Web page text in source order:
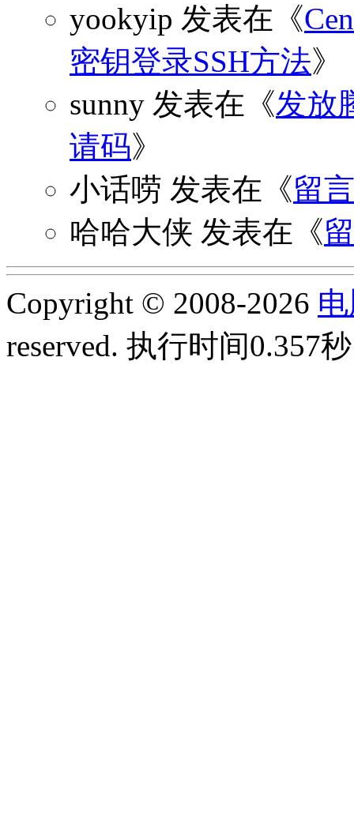
yookyip 发表在《
密钥登录SSH方法》
sunny 发表在《发放
请码》
小话唠 发表在《留
哈哈大侠 发表在《
Copyright © 2008-2026
reserved. 执行时间0.357秒